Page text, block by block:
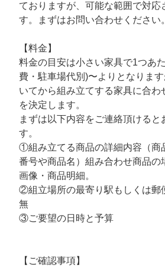
ておりますが、可能な範囲で対応
す。まずはお問い合わせください。
【料金】
料金の目安は小さい家具で1つあ
費・駐車場代別)〜よりとなりま
いてから組み立てする家具に合わ
を決定します。
まずは以下内容をご連絡頂ける
す。
①組み立てる商品の詳細内容（商
番号や商品名）組み合わせ商品の
画像・商品明細。
②組立場所の最寄り駅もしくは郵
無
③ご要望の日時と予算
【ご確認事項】